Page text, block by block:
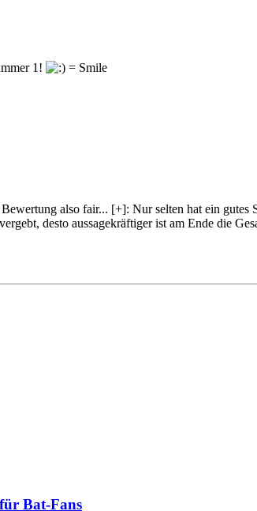
1!
also fair... [+]: Nur selten hat ein gutes
desto aussagekräftiger ist am Ende die
Bat-Fans